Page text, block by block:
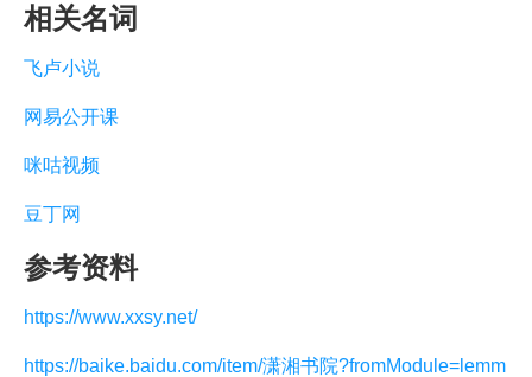
相关名词
飞卢小说
网易公开课
咪咕视频
豆丁网
参考资料
https://www.xxsy.net/
https://baike.baidu.com/item/潇湘书院?fromModule=lemm